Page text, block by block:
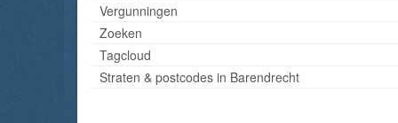
Vergunningen
Zoeken
Tagcloud
Straten & postcodes in Barendrecht